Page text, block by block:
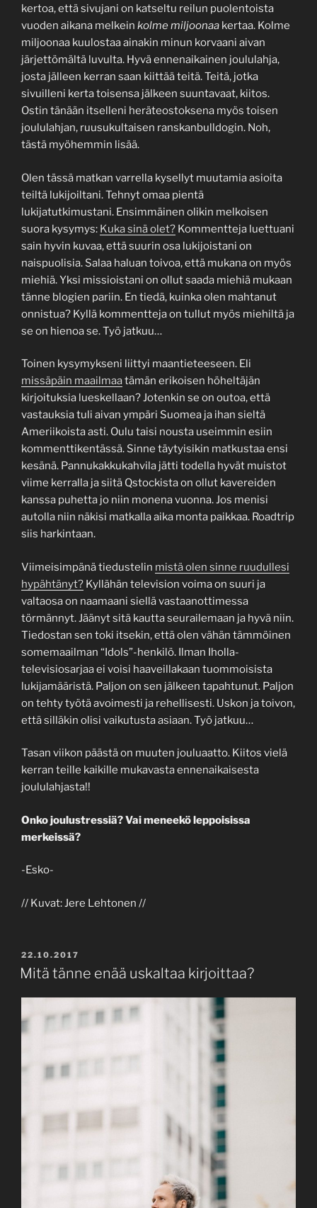
kertoa, että sivujani on katseltu reilun puolentoista
vuoden aikana melkein kolme miljoonaa kertaa. Kolme
miljoonaa kuulostaa ainakin minun korvaani aivan
järjettömältä luvulta. Hyvä ennenaikainen joululahja,
josta jälleen kerran saan kiittää teitä. Teitä, jotka
sivuilleni kerta toisensa jälkeen suuntavaat, kiitos.
Ostin tänään itselleni heräteostoksena myös toisen
joululahjan, ruusukultaisen ranskanbulldogin. Noh,
tästä myöhemmin lisää.
Olen tässä matkan varrella kysellyt muutamia asioita
teiltä lukijoiltani. Tehnyt omaa pientä
lukijatutkimustani. Ensimmäinen olikin melkoisen
suora kysymys: Kuka sinä olet? Kommentteja luettuani
sain hyvin kuvaa, että suurin osa lukijoistani on
naispuolisia. Salaa haluan toivoa, että mukana on myös
miehiä. Yksi missioistani on ollut saada miehiä mukaan
tänne blogien pariin. En tiedä, kuinka olen mahtanut
onnistua? Kyllä kommentteja on tullut myös miehiltä ja
se on hienoa se. Työ jatkuu…
Toinen kysymykseni liittyi maantieteeseen. Eli
missäpäin maailmaatämän erikoisen höheltäjän
kirjoituksia lueskellaan? Jotenkin se on outoa, että
vastauksia tuli aivan ympäri Suomea ja ihan sieltä
Ameriikoista asti. Oulu taisi nousta useimmin esiin
kommenttikentässä. Sinne täytyisikin matkustaa ensi
kesänä. Pannukakkukahvila jätti todella hyvät muistot
viime kerralla ja siitä Qstockista on ollut kavereiden
kanssa puhetta jo niin monena vuonna. Jos menisi
autolla niin näkisi matkalla aika monta paikkaa. Roadtrip
siis harkintaan.
Viimeisimpänä tiedustelin mistä olen sinne ruudullesi
hypähtänyt? Kyllähän television voima on suuri ja
valtaosa on naamaani siellä vastaanottimessa
törmännyt. Jäänyt sitä kautta seurailemaan ja hyvä niin.
Tiedostan sen toki itsekin, että olen vähän tämmöinen
somemaailman “Idols”-henkilö. Ilman Iholla-
televisiosarjaa ei voisi haaveillakaan tuommoisista
lukijamääristä. Paljon on sen jälkeen tapahtunut. Paljon
on tehty työtä avoimesti ja rehellisesti. Uskon ja toivon,
että silläkin olisi vaikutusta asiaan. Työ jatkuu…
Tasan viikon päästä on muuten jouluaatto. Kiitos vielä
kerran teille kaikille mukavasta ennenaikaisesta
joululahjasta!!
Onko joulustressiä? Vai meneekö leppoisissa
merkeissä?
-Esko-
// Kuvat: Jere Lehtonen //
POSTED
ON
22.10.2017
Mitä tänne enää uskaltaa kirjoittaa?